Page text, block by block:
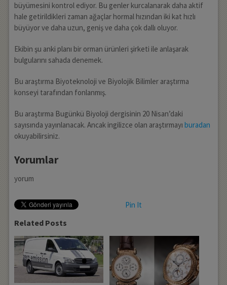
büyümesini kontrol ediyor. Bu genler kurcalanarak daha aktif
hale getirildikleri zaman ağaçlar hormal hızından iki kat hızlı
büyüyor ve daha uzun, geniş ve daha çok dallı oluyor.
Ekibin şu anki planı bir orman ürünleri şirketi ile anlaşarak
bulgularını sahada denemek.
Bu araştırma Biyoteknoloji ve Biyolojik Bilimler araştırma
konseyi tarafından fonlanmış.
Bu araştırma Bugünkü Biyoloji dergisinin 20 Nisan’daki
sayısında yayınlanacak. Ancak ingilizce olan araştırmayı buradan
okuyabilirsiniz.
Yorumlar
yorum
Pin It
Related Posts